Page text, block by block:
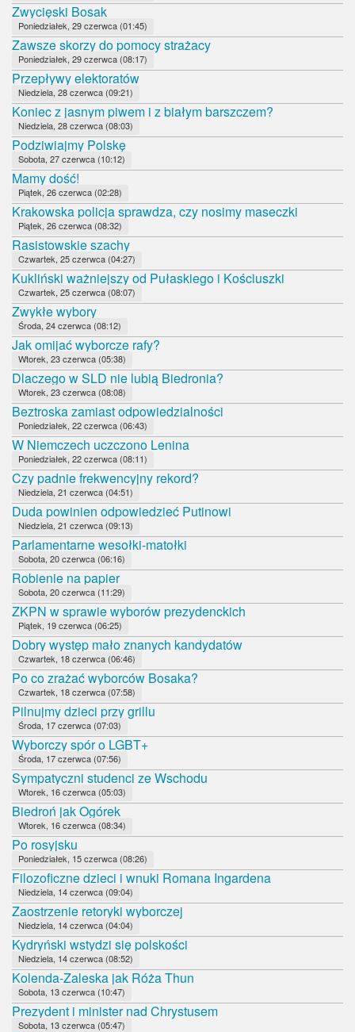
Zwycięski Bosak
Poniedziałek, 29 czerwca (01:45)
Zawsze skorzy do pomocy strażacy
Poniedziałek, 29 czerwca (08:17)
Przepływy elektoratów
Niedziela, 28 czerwca (09:21)
Koniec z jasnym piwem i z białym barszczem?
Niedziela, 28 czerwca (08:03)
Podziwiajmy Polskę
Sobota, 27 czerwca (10:12)
Mamy dość!
Piątek, 26 czerwca (02:28)
Krakowska policja sprawdza, czy nosimy maseczki
Piątek, 26 czerwca (08:32)
Rasistowskie szachy
Czwartek, 25 czerwca (04:27)
Kukliński ważniejszy od Pułaskiego i Kościuszki
Czwartek, 25 czerwca (08:07)
Zwykłe wybory
Środa, 24 czerwca (08:12)
Jak omijać wyborcze rafy?
Wtorek, 23 czerwca (05:38)
Dlaczego w SLD nie lubią Biedronia?
Wtorek, 23 czerwca (08:08)
Beztroska zamiast odpowiedzialności
Poniedziałek, 22 czerwca (06:43)
W Niemczech uczczono Lenina
Poniedziałek, 22 czerwca (08:11)
Czy padnie frekwencyjny rekord?
Niedziela, 21 czerwca (04:51)
Duda powinien odpowiedzieć Putinowi
Niedziela, 21 czerwca (09:13)
Parlamentarne wesołki-matołki
Sobota, 20 czerwca (06:16)
Robienie na papier
Sobota, 20 czerwca (11:29)
ZKPN w sprawie wyborów prezydenckich
Piątek, 19 czerwca (06:25)
Dobry występ mało znanych kandydatów
Czwartek, 18 czerwca (06:46)
Po co zrażać wyborców Bosaka?
Czwartek, 18 czerwca (07:58)
Pilnujmy dzieci przy grillu
Środa, 17 czerwca (07:03)
Wyborczy spór o LGBT+
Środa, 17 czerwca (07:56)
Sympatyczni studenci ze Wschodu
Wtorek, 16 czerwca (05:03)
Biedroń jak Ogórek
Wtorek, 16 czerwca (08:34)
Po rosyjsku
Poniedziałek, 15 czerwca (08:26)
Filozoficzne dzieci i wnuki Romana Ingardena
Niedziela, 14 czerwca (09:04)
Zaostrzenie retoryki wyborczej
Niedziela, 14 czerwca (04:04)
Kydryński wstydzi się polskości
Niedziela, 14 czerwca (08:52)
Kolenda-Zaleska jak Róża Thun
Sobota, 13 czerwca (10:47)
Prezydent i minister nad Chrystusem
Sobota, 13 czerwca (05:47)